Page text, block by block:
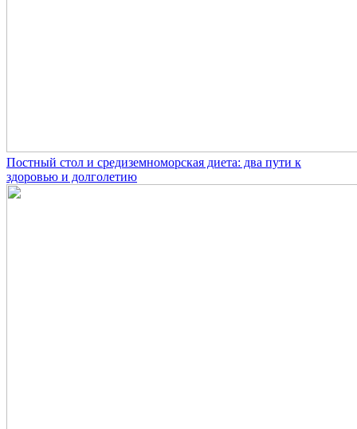
Постный стол и средиземноморская диета: два пути к
здоровью и долголетию